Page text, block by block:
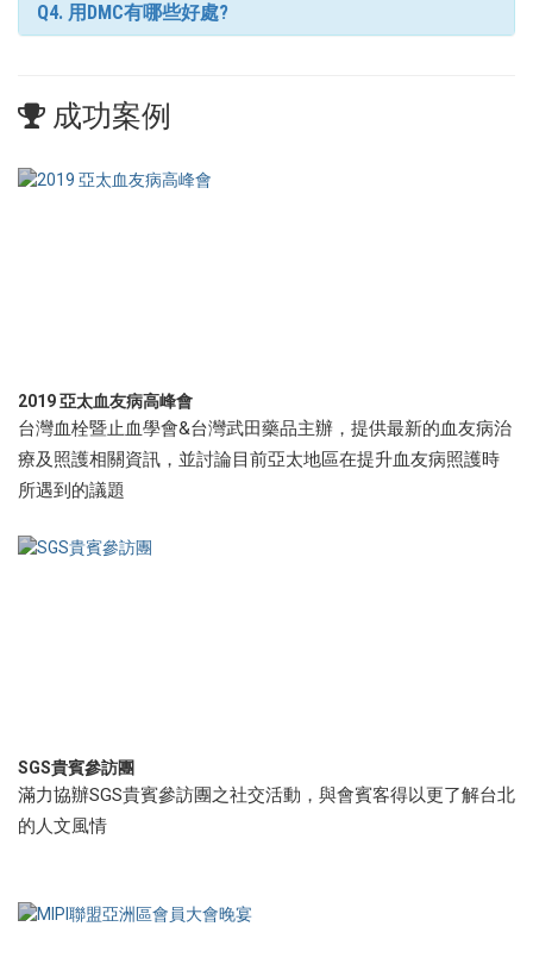
Q4. 用DMC有哪些好處?
成功案例
2019 亞太血友病高峰會
台灣血栓暨止血學會&台灣武田藥品主辦，提供最新的血友病治
療及照護相關資訊，並討論目前亞太地區在提升血友病照護時
所遇到的議題
SGS貴賓參訪團
滿力協辦SGS貴賓參訪團之社交活動，與會賓客得以更了解台北
的人文風情